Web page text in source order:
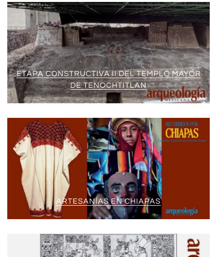
ETAPA CONSTRUCTIVA II DEL TEMPLO MAYOR
DE TENOCHTITLAN
ARTESANÍAS EN CHIAPAS